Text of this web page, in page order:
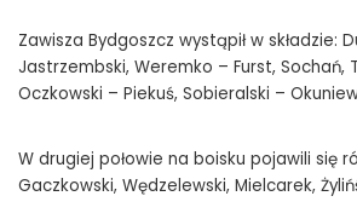
Zawisza Bydgoszcz wystąpił w składzie:
Jastrzembski, Weremko – Furst, Sochań,
Oczkowski – Piekuś, Sobieralski –
W drugiej połowie na boisku pojawili się
Gaczkowski, Wędzelewski, Mielcarek,